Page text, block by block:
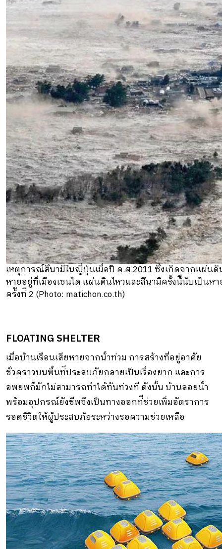
เหตุการณ์สึนามิในญี่ปุ่นเมื่อปี ค.ศ.2011 ซึ่งเกิดจากแผ่น
หายอยู่ที่เมืองเซนได แผ่นดินไหวและสึนามิครั้งน้ีนับเป็น
คร้ังท่ี 2 (Photo: matichon.co.th)
FLOATING SHELTER
เมื่อบ้านเรือนเสียหายจากน้ําท่วม การสร้างที่อยู่อาศัย
ชั่วคราวบนพื้นท่ีประสบภัยกลายเป็นเรื่องยาก และการ
อพยพก็มักไม่สามารถทําได้ทันท่วงที ดังนั้น บ้านลอยน้ํา
พร้อมอุปกรณ์ยังชีพจึงเป็นทางออกท่ีช่วยเพิ่มอัตราการ
รอดชีวิตให้ผู้ประสบภัยระหว่างรอความช่วยเหลือ